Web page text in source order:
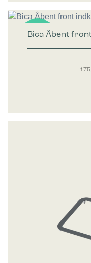
Bica Åbent